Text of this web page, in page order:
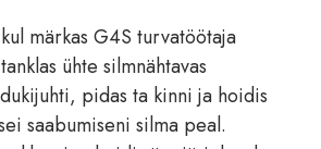
märkas G4S turvatöötaja
ühte silmnähtavas
pidas ta kinni ja hoidis
saabumiseni silma peal.